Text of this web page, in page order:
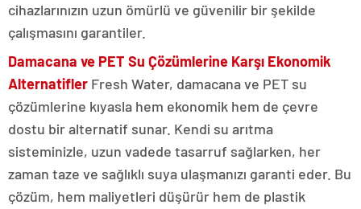
cihazlarınızın uzun ömürlü ve güvenilir bir şekilde
çalışmasını garantiler.
Damacana ve PET Su Çözümlerine Karşı Ekonomik
Alternatifler Fresh Water, damacana ve PET su
çözümlerine kıyasla hem ekonomik hem de çevre
dostu bir alternatif sunar. Kendi su arıtma
sisteminizle, uzun vadede tasarruf sağlarken, her
zaman taze ve sağlıklı suya ulaşmanızı garanti eder. Bu
çözüm, hem maliyetleri düşürür hem de plastik